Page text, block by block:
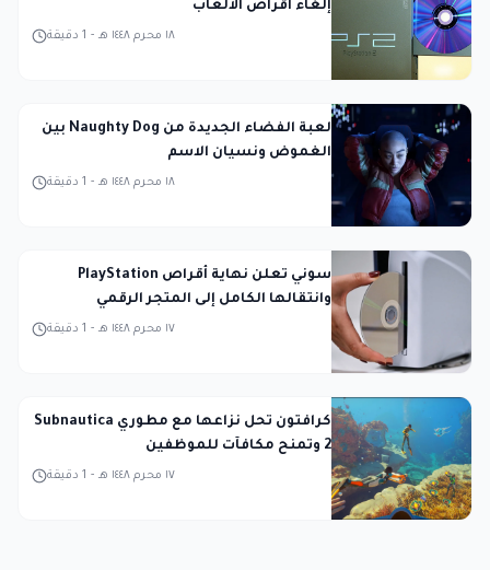
إلغاء أقراص الألعاب
1 دقيقة - ١٨ محرم ١٤٤٨ هـ
لعبة الفضاء الجديدة من Naughty Dog بين
الغموض ونسيان الاسم
1 دقيقة - ١٨ محرم ١٤٤٨ هـ
سوني تعلن نهاية أقراص PlayStation
وانتقالها الكامل إلى المتجر الرقمي
1 دقيقة - ١٧ محرم ١٤٤٨ هـ
كرافتون تحل نزاعها مع مطوري Subnautica
2 وتمنح مكافآت للموظفين
1 دقيقة - ١٧ محرم ١٤٤٨ هـ